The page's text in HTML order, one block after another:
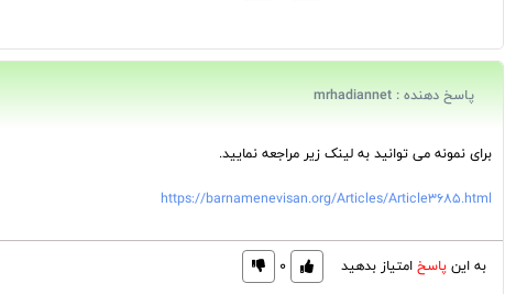
پاسخ دهنده : mrhadiannet
برای نمونه می توانید به لینک زیر مراجعه نمایید.
https://barnamenevisan.org/Articles/Article3685.html
به اینپاسخامتیاز بدهید 0